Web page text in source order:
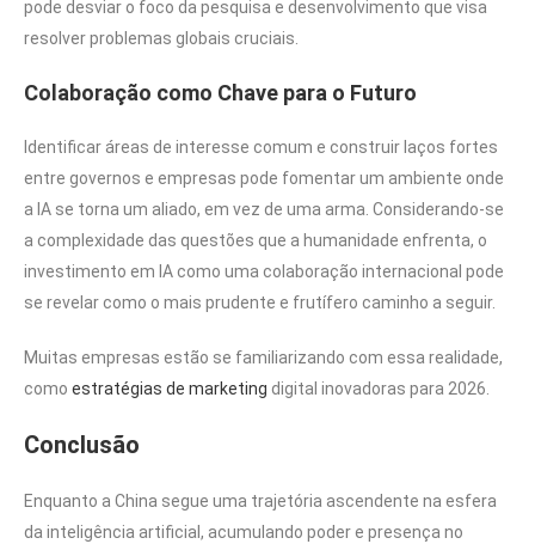
pode desviar o foco da pesquisa e desenvolvimento que visa
resolver problemas globais cruciais.
Colaboração como Chave para o Futuro
Identificar áreas de interesse comum e construir laços fortes
entre governos e empresas pode fomentar um ambiente onde
a IA se torna um aliado, em vez de uma arma. Considerando-se
a complexidade das questões que a humanidade enfrenta, o
investimento em IA como uma colaboração internacional pode
se revelar como o mais prudente e frutífero caminho a seguir.
Muitas empresas estão se familiarizando com essa realidade,
como estratégias de marketing digital inovadoras para 2026.
Conclusão
Enquanto a China segue uma trajetória ascendente na esfera
da inteligência artificial, acumulando poder e presença no